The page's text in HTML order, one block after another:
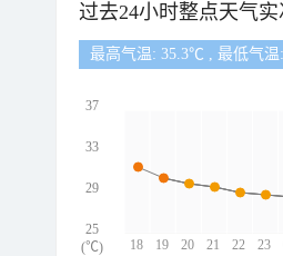
过去24小时整点天气实
最高气温: 35.3℃ , 最低气
18 19 20 21 22 23
37
33
29
25
(℃)